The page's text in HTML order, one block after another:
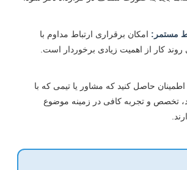
امکان برقراری ارتباط مداوم با
کار از اهمیت زیادی برخوردار است.
حاصل کنید که مشاور یا تیمی که با
و تجربه کافی در زمینه موضوع